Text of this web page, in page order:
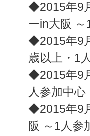
◆2015年9
ーin大阪
◆2015年9
歳以上・1
◆2015年9
人参加中
◆2015年9
阪 ～1人参